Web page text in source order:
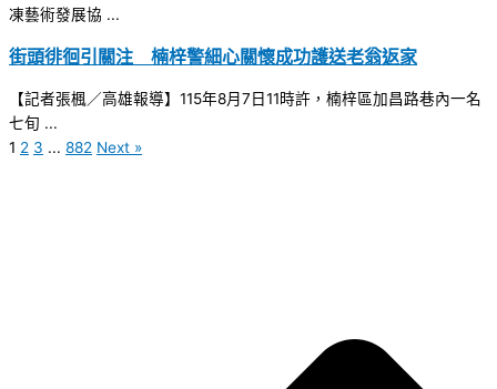
凍藝術發展協 ...
街頭徘徊引關注 楠梓警細心關懷成功護送老翁返家
【記者張楓／高雄報導】115年8月7日11時許，楠梓區加昌路巷內一名
七旬 ...
1 2 3 ... 882 Next »